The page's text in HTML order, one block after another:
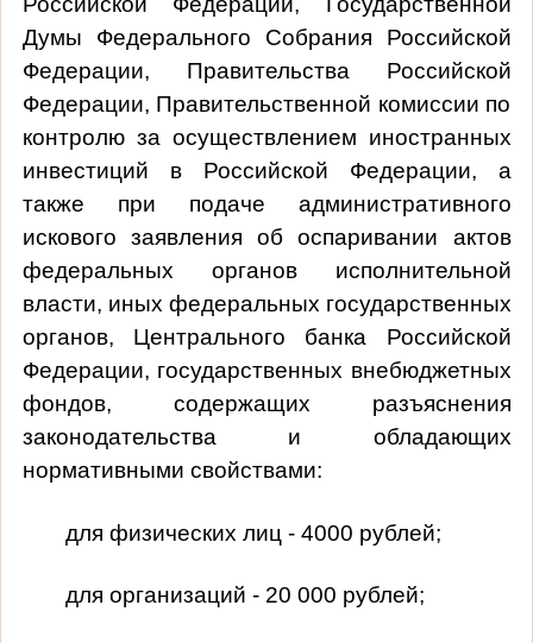
Думы Федерального Собрания Российской
Федерации, Правительства Российской
Федерации, Правительственной комиссии по
контролю за осуществлением иностранных
инвестиций в Российской Федерации, а
также при подаче административного
искового заявления об оспаривании актов
федеральных органов исполнительной
власти, иных федеральных государственных
органов, Центрального банка Российской
Федерации, государственных внебюджетных
фондов, содержащих разъяснения
законодательства и обладающих
нормативными свойствами:
для физических лиц - 4000 рублей;
для организаций - 20 000 рублей;